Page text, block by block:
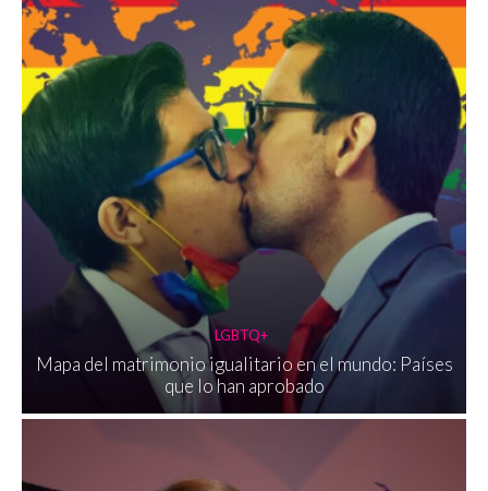
LGBTQ+
Mapa del matrimonio igualitario en el mundo: Países
que lo han aprobado